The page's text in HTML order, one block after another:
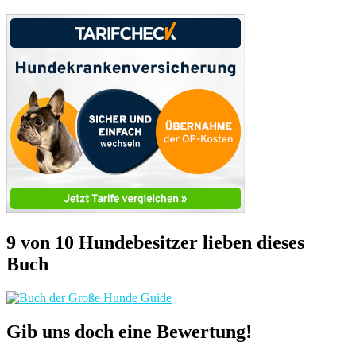
9 von 10 Hundebesitzer lieben dieses
Buch
Gib uns doch eine Bewertung!